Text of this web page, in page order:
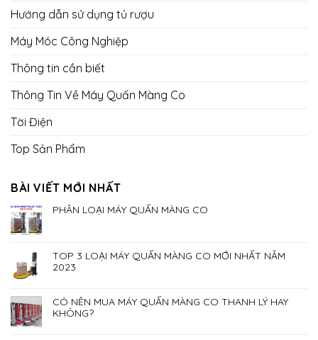
Hướng dẫn sử dụng tủ rượu
Máy Móc Công Nghiệp
Thông tin cần biết
Thông Tin Về Máy Quấn Màng Co
Tời Điện
Top Sản Phẩm
BÀI VIẾT MỚI NHẤT
PHÂN LOẠI MÁY QUẤN MÀNG CO
TOP 3 LOẠI MÁY QUẤN MÀNG CO MỚI NHẤT NĂM
2023
CÓ NÊN MUA MÁY QUẤN MÀNG CO THANH LÝ HAY
KHÔNG?